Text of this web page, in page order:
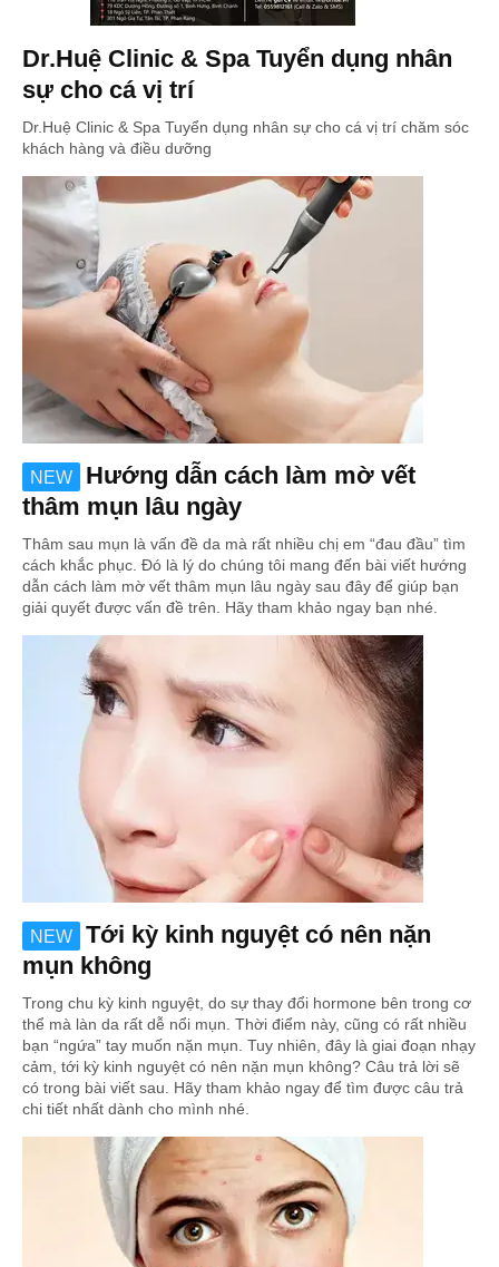
Dr.Huệ Clinic & Spa Tuyển dụng nhân
sự cho cá vị trí
Dr.Huệ Clinic & Spa Tuyển dụng nhân sự cho cá vị trí chăm sóc
khách hàng và điều dưỡng
NEW
Hướng dẫn cách làm mờ vết
thâm mụn lâu ngày
Thâm sau mụn là vấn đề da mà rất nhiều chị em “đau đầu” tìm
cách khắc phục. Đó là lý do chúng tôi mang đến bài viết hướng
dẫn cách làm mờ vết thâm mụn lâu ngày sau đây để giúp bạn
giải quyết được vấn đề trên. Hãy tham khảo ngay bạn nhé.
NEW
Tới kỳ kinh nguyệt có nên nặn
mụn không
Trong chu kỳ kinh nguyệt, do sự thay đổi hormone bên trong cơ
thể mà làn da rất dễ nổi mụn. Thời điểm này, cũng có rất nhiều
bạn “ngứa” tay muốn nặn mụn. Tuy nhiên, đây là giai đoạn nhạy
cảm, tới kỳ kinh nguyệt có nên nặn mụn không? Câu trả lời sẽ
có trong bài viết sau. Hãy tham khảo ngay để tìm được câu trả
chi tiết nhất dành cho mình nhé.